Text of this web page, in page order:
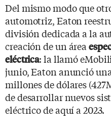
Del mismo modo que
automotriz, Eaton
división dedicada a la
creación de un área
eléctrica: la llamó
junio, Eaton anunció
millones de dólares
de desarrollar nuevos
eléctrico de aquí a 2023.